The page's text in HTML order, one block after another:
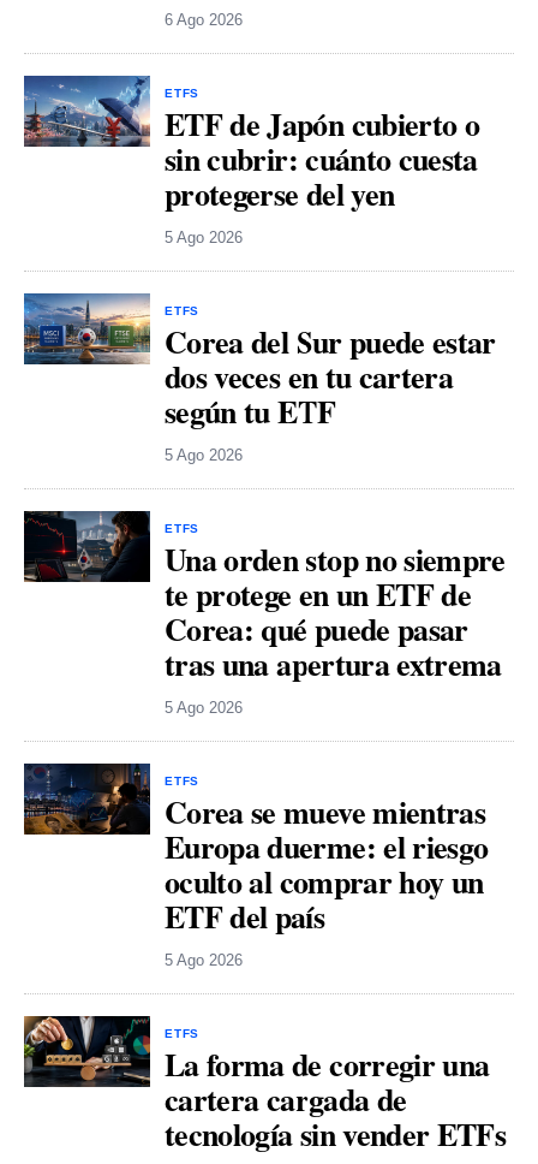
6 Ago 2026
ETFS
ETF de Japón cubierto o
sin cubrir: cuánto cuesta
protegerse del yen
5 Ago 2026
ETFS
Corea del Sur puede estar
dos veces en tu cartera
según tu ETF
5 Ago 2026
ETFS
Una orden stop no siempre
te protege en un ETF de
Corea: qué puede pasar
tras una apertura extrema
5 Ago 2026
ETFS
Corea se mueve mientras
Europa duerme: el riesgo
oculto al comprar hoy un
ETF del país
5 Ago 2026
ETFS
La forma de corregir una
cartera cargada de
tecnología sin vender ETFs